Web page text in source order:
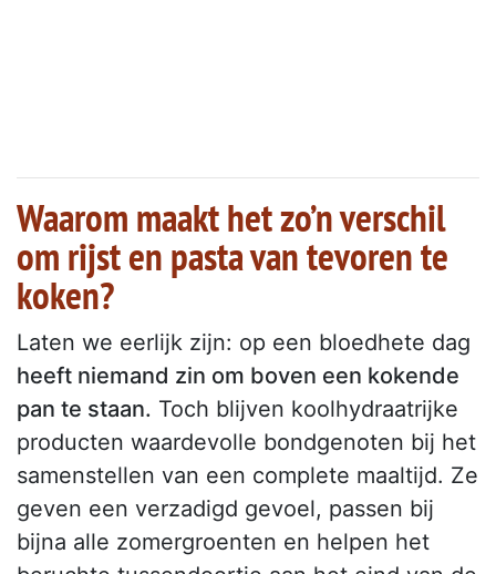
Waarom maakt het zo’n verschil
om rijst en pasta van tevoren te
koken?
Laten we eerlijk zijn: op een bloedhete dag
heeft niemand zin om boven een kokende
pan te staan. Toch blijven koolhydraatrijke
producten waardevolle bondgenoten bij het
samenstellen van een complete maaltijd. Ze
geven een verzadigd gevoel, passen bij
bijna alle zomergroenten en helpen het